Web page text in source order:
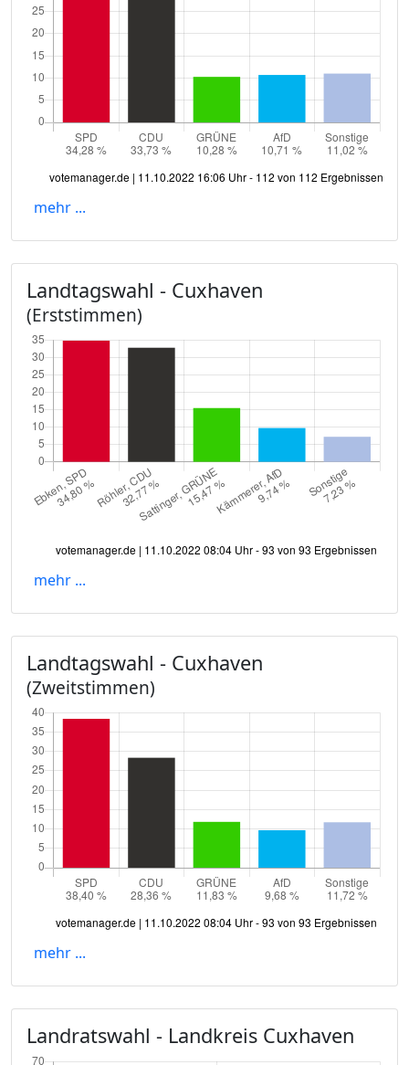
mehr ...
Landtagswahl - Cuxhaven
(Erststimmen)
mehr ...
Landtagswahl - Cuxhaven
(Zweitstimmen)
mehr ...
Landratswahl - Landkreis Cuxhaven